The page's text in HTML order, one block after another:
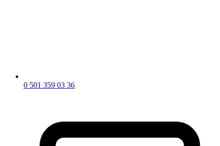
0 501 359 03 36